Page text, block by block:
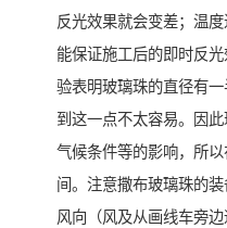
反光效果就会变差；温
能保证施工后的即时反
验表明玻璃珠的直径有
到这一点不太容易。因此
气候条件等的影响，所
间。注意撒布玻璃珠的
风向（风及从画线车旁